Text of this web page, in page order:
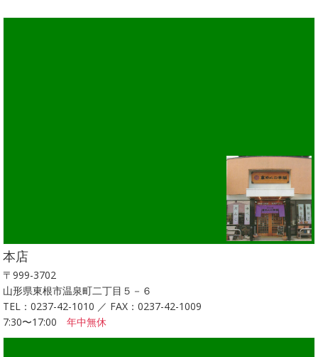
本店
〒999-3702
山形県東根市温泉町二丁目５－６
TEL：0237-42-1010 ／ FAX：0237-42-1009
7:30〜17:00 年中無休